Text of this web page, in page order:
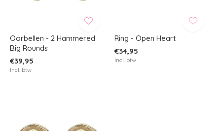
Oorbellen - 2 Hammered
Big Rounds
€39,95
Incl. btw
Ring - Open Heart
€34,95
Incl. btw